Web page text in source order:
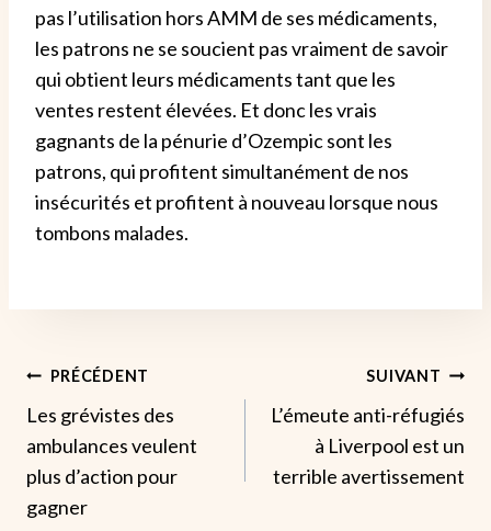
pas l’utilisation hors AMM de ses médicaments,
les patrons ne se soucient pas vraiment de savoir
qui obtient leurs médicaments tant que les
ventes restent élevées. Et donc les vrais
gagnants de la pénurie d’Ozempic sont les
patrons, qui profitent simultanément de nos
insécurités et profitent à nouveau lorsque nous
tombons malades.
Navigation
De
L’article
PRÉCÉDENT
Les grévistes des
ambulances veulent
plus d’action pour
gagner
SUIVANT
L’émeute anti-réfugiés
à Liverpool est un
terrible avertissement